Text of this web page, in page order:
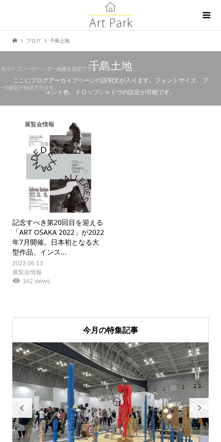
ブログ 千島土地
千島土地
ここにブログアーカイブページの説明文が入ります。フォントサイズ、フ
ォント色、ドロップシャドウの設定が可能です。
展覧会情報
記念すべき第20回目を迎える
「ART OSAKA 2022」が2022
年7月開催。日本初となる大
型作品、インス...
2022.06.13
展覧会情報
162 views
今月の特集記事
 